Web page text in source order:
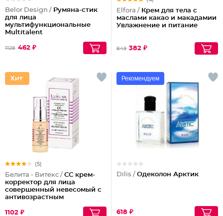
Belor Design / Румяна-стик
для лица
мультифункциональные
Multitalent
1128 462 ₽
Elfora / Крем для тела с
маслами какао и макадамии
Увлажнение и питание
849 382 ₽
(5)
Белита - Витекс / СС крем-
корректор для лица
совершенный невесомый с
антивозрастным
1102 ₽
Рекомендуем
Dilis / Одеколон Арктик
618 ₽